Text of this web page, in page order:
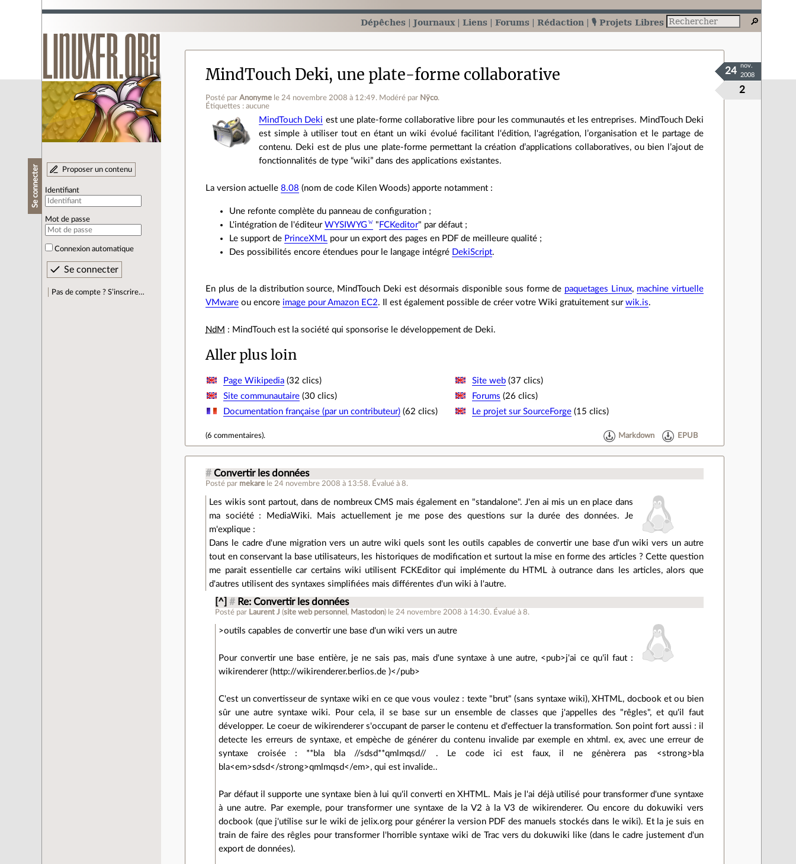
Dépêches Journaux Liens Forums Rédaction 🎙️ Projets Libres
Se connecter Proposer un contenu
Identifiant
Mot de passe
Connexion automatique
Pas de compte ? S’inscrire…
MindTouch Deki, une plate-forme collaborative
Posté parAnonyme le 24 novembre 2008 à 12:49. Modéré par Nÿco.
Étiquettes : aucune
2
24
nov.
2008
MindTouch Deki est une plate-forme collaborative libre pour les communautés et les entreprises. MindTouch Deki
est simple à utiliser tout en étant un wiki évolué facilitant l‘édition, l'agrégation, l’organisation et le partage de
contenu. Deki est de plus une plate-forme permettant la création d’applications collaboratives, ou bien l’ajout de
fonctionnalités de type “wiki” dans des applications existantes.
La version actuelle8.08 (nom de code Kilen Woods) apporte notamment :
Une refonte complète du panneau de configuration ;
L'intégration de l'éditeurWYSIWYG "FCKeditor" par défaut ;
Le support de PrinceXML pour un export des pages en PDF de meilleure qualité ;
Des possibilités encore étendues pour le langage intégré DekiScript.
En plus de la distribution source, MindTouch Deki est désormais disponible sous forme de paquetages Linux, machine virtuelle
VMware ou encore image pour Amazon EC2. Il est également possible de créer votre Wiki gratuitement surwik.is.
NdM : MindTouch est la société qui sponsorise le développement de Deki.
Aller plus loin
Page Wikipedia(32 clics) Site web (37 clics)
Site communautaire(30 clics) Forums (26 clics)
Documentation française (par un contributeur)(62 clics) Le projet sur SourceForge (15 clics)
(6 commentaires). Markdown EPUB
# Convertir les données
Posté par mekare le 24 novembre 2008 à 13:58. Évalué à8.
Les wikis sont partout, dans de nombreux CMS mais également en "standalone". J'en ai mis un en place dans
ma société : MediaWiki. Mais actuellement je me pose des questions sur la durée des données. Je
m'explique :
Dans le cadre d'une migration vers un autre wiki quels sont les outils capables de convertir une base d'un wiki vers un autre
tout en conservant la base utilisateurs, les historiques de modification et surtout la mise en forme des articles ? Cette question
me parait essentielle car certains wiki utilisent FCKEditor qui implémente du HTML à outrance dans les articles, alors que
d'autres utilisent des syntaxes simplifiées mais différentes d'un wiki à l'autre.
[^] # Re: Convertir les données
Posté par Laurent J (site web personnel , Mastodon) le 24 novembre 2008 à 14:30. Évalué à8.
>outils capables de convertir une base d'un wiki vers un autre
Pour convertir une base entière, je ne sais pas, mais d'une syntaxe à une autre, <pub>j'ai ce qu'il faut :
wikirenderer (http://wikirenderer.berlios.de )</pub>
C'est un convertisseur de syntaxe wiki en ce que vous voulez : texte "brut" (sans syntaxe wiki), XHTML, docbook et ou bien
sûr une autre syntaxe wiki. Pour cela, il se base sur un ensemble de classes que j'appelles des "rêgles", et qu'il faut
développer. Le coeur de wikirenderer s'occupant de parser le contenu et d'effectuer la transformation. Son point fort aussi : il
detecte les erreurs de syntaxe, et empèche de générer du contenu invalide par exemple en xhtml. ex, avec une erreur de
syntaxe croisée : **bla bla //sdsd**qmlmqsd// . Le code ici est faux, il ne génèrera pas <strong>bla
bla<em>sdsd</strong>qmlmqsd</em>, qui est invalide..
Par défaut il supporte une syntaxe bien à lui qu'il converti en XHTML. Mais je l'ai déjà utilisé pour transformer d'une syntaxe
à une autre. Par exemple, pour transformer une syntaxe de la V2 à la V3 de wikirenderer. Ou encore du dokuwiki vers
docbook (que j'utilise sur le wiki de jelix.org pour générer la version PDF des manuels stockés dans le wiki). Et la je suis en
train de faire des rêgles pour transformer l'horrible syntaxe wiki de Trac vers du dokuwiki like (dans le cadre justement d'un
export de données).